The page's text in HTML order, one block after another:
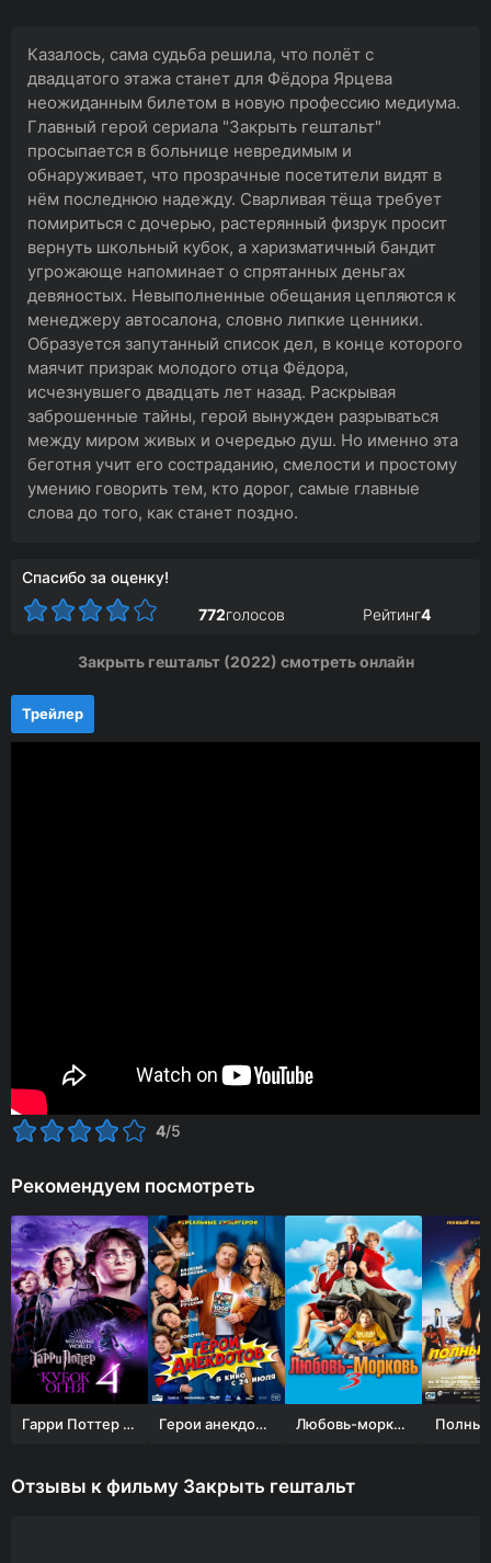
Казалось, сама судьба решила, что полёт с
двадцатого этажа станет для Фёдора Ярцева
неожиданным билетом в новую профессию медиума.
Главный герой сериала "Закрыть гештальт"
просыпается в больнице невредимым и
обнаруживает, что прозрачные посетители видят в
нём последнюю надежду. Сварливая тёща требует
помириться с дочерью, растерянный физрук просит
вернуть школьный кубок, а харизматичный бандит
угрожающе напоминает о спрятанных деньгах
девяностых. Невыполненные обещания цепляются к
менеджеру автосалона, словно липкие ценники.
Образуется запутанный список дел, в конце которого
маячит призрак молодого отца Фёдора,
исчезнувшего двадцать лет назад. Раскрывая
заброшенные тайны, герой вынужден разрываться
между миром живых и очередью душ. Но именно эта
беготня учит его состраданию, смелости и простому
умению говорить тем, кто дорог, самые главные
слова до того, как станет поздно.
Спасибо за оценку!
772голосов Рейтинг4
Закрыть гештальт (2022) смотреть онлайн
Трейлер
4/5
Рекомендуем посмотреть
Гарри Поттер и Кубок огня Герои анекдотов Любовь-морковь 3
Отзывы к фильму Закрыть гештальт